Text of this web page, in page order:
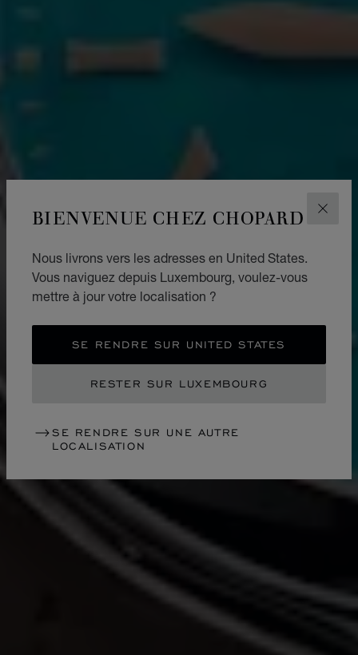
BIENVENUE CHEZ CHOPARD
Nous livrons vers les adresses en United States.
Vous naviguez depuis Luxembourg, voulez-vous
mettre à jour votre localisation ?
SE RENDRE SUR UNITED STATES
RESTER SUR LUXEMBOURG
SE RENDRE SUR UNE AUTRE
LOCALISATION